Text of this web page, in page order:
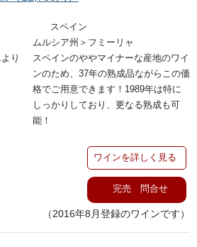
スペイン
ムルシア州＞フミーリャ
り
スペインのややマイナーな産地のワイ
ンのため、 37年の熟成品ながらこの価
格でご用意できます！1989年は特に
しっかりしており、更なる熟成も可
能！
ワインを詳しく見る
完売 問合せ
（2016年8月登録のワインです）